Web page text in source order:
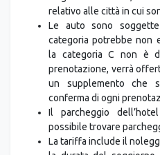
relativo alle città in cui
Le auto sono
categoria potrebbe non
la categoria C non è
prenotazione, verrà
un supplemento che
conferma di ogni
Il parcheggio
possibile trovare
La tariffa include il
la durata del soggiorno